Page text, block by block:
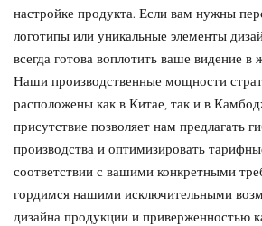
настройке продукта. Если вам нужны
логотипы или уникальные элементы
всегда готова воплотить ваше видение в
Наши производственные мощности
расположены как в Китае, так и в
присутствие позволяет нам предлагать
производства и оптимизировать
соответствии с вашими конкретными
гордимся нашими исключительными
дизайна продукции и приверженностью